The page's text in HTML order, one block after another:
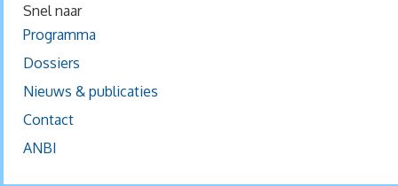
Snel naar
Programma
Dossiers
Nieuws & publicaties
Contact
ANBI